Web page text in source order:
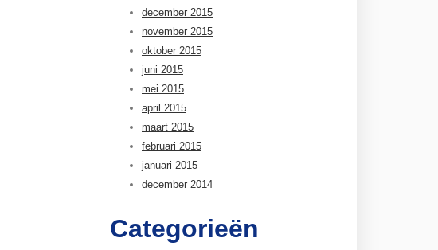
december 2015
november 2015
oktober 2015
juni 2015
mei 2015
april 2015
maart 2015
februari 2015
januari 2015
december 2014
Categorieën